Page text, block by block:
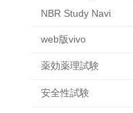
NBR Study Navi
web版vivo
薬効薬理試験
安全性試験